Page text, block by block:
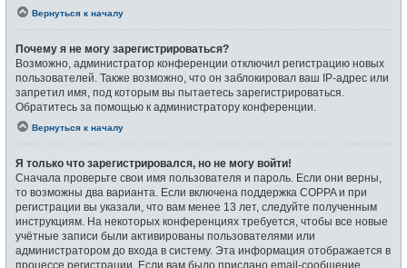
Вернуться к началу
Почему я не могу зарегистрироваться?
Возможно, администратор конференции отключил регистрацию новых
пользователей. Также возможно, что он заблокировал ваш IP-адрес или
запретил имя, под которым вы пытаетесь зарегистрироваться.
Обратитесь за помощью к администратору конференции.
Вернуться к началу
Я только что зарегистрировался, но не могу войти!
Сначала проверьте свои имя пользователя и пароль. Если они верны,
то возможны два варианта. Если включена поддержка COPPA и при
регистрации вы указали, что вам менее 13 лет, следуйте полученным
инструкциям. На некоторых конференциях требуется, чтобы все новые
учётные записи были активированы пользователями или
администратором до входа в систему. Эта информация отображается в
процессе регистрации. Если вам было прислано email-сообщение,